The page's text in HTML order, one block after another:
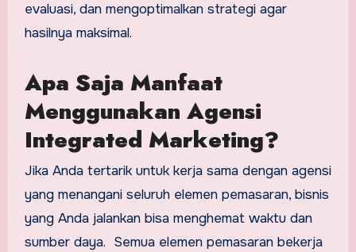
evaluasi, dan mengoptimalkan strategi agar
hasilnya maksimal.
Apa Saja Manfaat
Menggunakan Agensi
Integrated Marketing?
Jika Anda tertarik untuk kerja sama dengan agensi
yang menangani seluruh elemen pemasaran, bisnis
yang Anda jalankan bisa menghemat waktu dan
sumber daya. Semua elemen pemasaran bekerja